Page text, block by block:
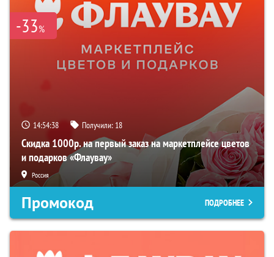
-33%
14:54:37 Получили: 18
Скидка 1000р. на первый заказ на маркетплейсе цветов
и подарков «Флаувау»
Россия
Промокод ПОДРОБНЕЕ